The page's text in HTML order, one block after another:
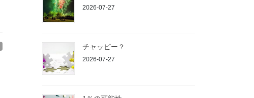
2026-07-27
チャッピー？
2026-07-27